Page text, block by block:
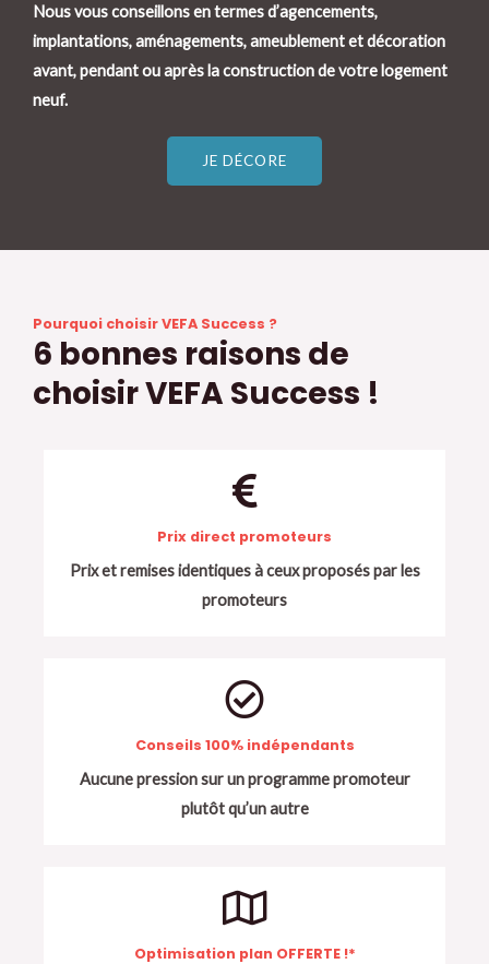
Nous vous conseillons en termes d’agencements,
implantations, aménagements, ameublement et décoration
avant, pendant ou après la construction de votre logement
neuf.
JE DÉCORE
Pourquoi choisir VEFA Success ?
6 bonnes raisons de
choisir VEFA Success !
Prix direct promoteurs
Prix et remises identiques à ceux proposés par les
promoteurs
Conseils 100% indépendants
Aucune pression sur un programme promoteur
plutôt qu’un autre
Optimisation plan OFFERTE !*